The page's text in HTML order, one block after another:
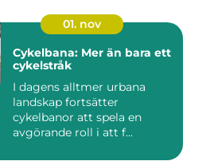
01. nov
Cykelbana: Mer än bara ett
cykelstråk
I dagens alltmer urbana
landskap fortsätter
cykelbanor att spela en
avgörande roll i att f...